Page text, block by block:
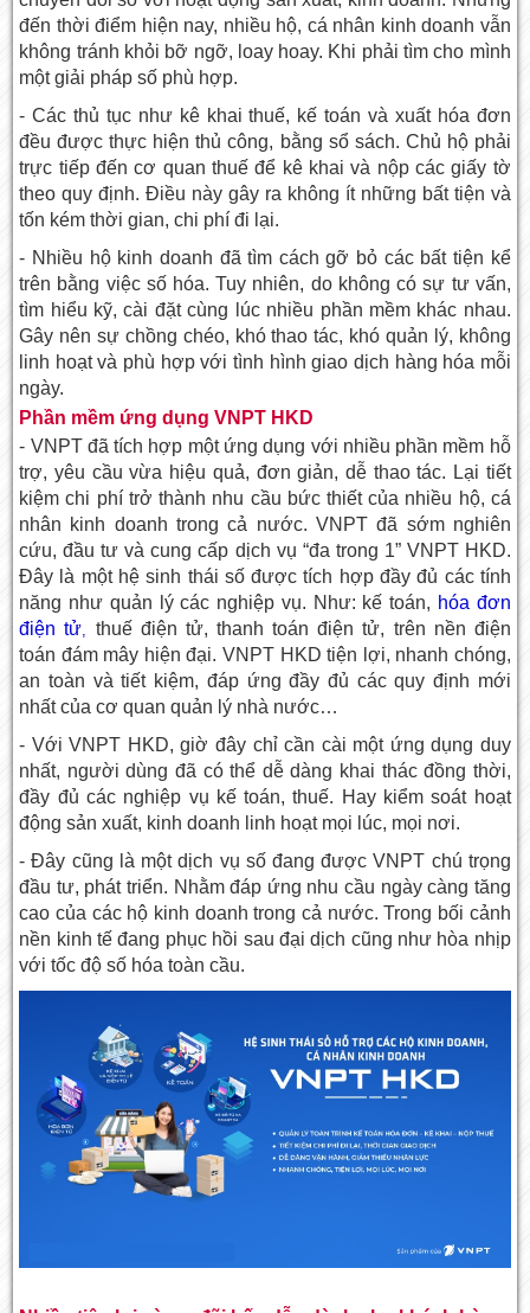
đến thời điểm hiện nay, nhiều hộ, cá nhân kinh doanh vẫn
không tránh khỏi bỡ ngỡ, loay hoay. Khi phải tìm cho mình
một giải pháp số phù hợp.
- Các thủ tục như kê khai thuế, kế toán và xuất hóa đơn
đều được thực hiện thủ công, bằng sổ sách. Chủ hộ phải
trực tiếp đến cơ quan thuế để kê khai và nộp các giấy tờ
theo quy định. Điều này gây ra không ít những bất tiện và
tốn kém thời gian, chi phí đi lại.
- Nhiều hộ kinh doanh đã tìm cách gỡ bỏ các bất tiện kể
trên bằng việc số hóa. Tuy nhiên, do không có sự tư vấn,
tìm hiểu kỹ, cài đặt cùng lúc nhiều phần mềm khác nhau.
Gây nên sự chồng chéo, khó thao tác, khó quản lý, không
linh hoạt và phù hợp với tình hình giao dịch hàng hóa mỗi
ngày.
Phần mềm ứng dụng VNPT HKD
- VNPT đã tích hợp một ứng dụng với nhiều phần mềm hỗ
trợ, yêu cầu vừa hiệu quả, đơn giản, dễ thao tác. Lại tiết
kiệm chi phí trở thành nhu cầu bức thiết của nhiều hộ, cá
nhân kinh doanh trong cả nước. VNPT đã sớm nghiên
cứu, đầu tư và cung cấp dịch vụ “đa trong 1” VNPT HKD.
Đây là một hệ sinh thái số được tích hợp đầy đủ các tính
năng như quản lý các nghiệp vụ. Như: kế toán, hóa đơn
điện tử, thuế điện tử, thanh toán điện tử, trên nền điện
toán đám mây hiện đại. VNPT HKD tiện lợi, nhanh chóng,
an toàn và tiết kiệm, đáp ứng đầy đủ các quy định mới
nhất của cơ quan quản lý nhà nước…
- Với VNPT HKD, giờ đây chỉ cần cài một ứng dụng duy
nhất, người dùng đã có thể dễ dàng khai thác đồng thời,
đầy đủ các nghiệp vụ kế toán, thuế. Hay kiểm soát hoạt
động sản xuất, kinh doanh linh hoạt mọi lúc, mọi nơi.
- Đây cũng là một dịch vụ số đang được VNPT chú trọng
đầu tư, phát triển. Nhằm đáp ứng nhu cầu ngày càng tăng
cao của các hộ kinh doanh trong cả nước. Trong bối cảnh
nền kinh tế đang phục hồi sau đại dịch cũng như hòa nhịp
với tốc độ số hóa toàn cầu.